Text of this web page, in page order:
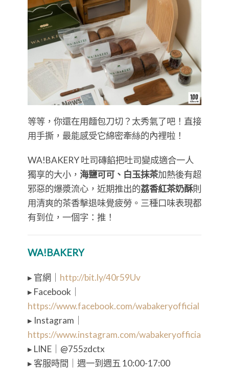
等等，你還在用麵包刀切？太秀氣了吧！直接
用手撕，最能感受它綿密牽絲的內裡啦！
WA!BAKERY 吐司磚餡把吐司變成適合一人
獨享的大小， 海鹽可可、白玉抹茶加熱後有超
邪惡的爆漿流心，近期推出的荔香紅茶奶酥則
用清爽的茶香擊退味覺疲勞。三種口味表現都
有到位，一個字：推！
WA!BAKERY
▸ 官網｜ http://bit.ly/40r59Uv
▸ Facebook｜
https://www.facebook.com/wabakeryofficial
▸ Instagram｜
https://www.instagram.com/wabakeryofficial/
▸ LINE｜@755zdctx
▸ 客服時間｜週一到週五 10:00-17:00